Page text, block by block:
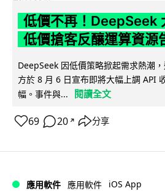
低價不再！DeepSeek
低價搶客反釀運算資源
DeepSeek 因低價策略掀起需求熱潮
方於 8 月 6 日宣布即將大幅上調 API
幅。事件與...
閱讀全文
69 20 ↗ 分享
應用軟件 應用軟件 iOS App